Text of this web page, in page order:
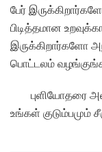
பேர்
பிடித்தமான
இருக்கிறார்களோ
பொட்டலம்
புளியோதரை
உங்கள் குடும்பமும்